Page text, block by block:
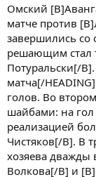
Омский
матче против
завершились со
решающим стал
Потуральски[/
матча[/
голов. Во
шайбами: на гол
реализацией
Чистяков[/B]. В
хозяева
Волкова[/B] и